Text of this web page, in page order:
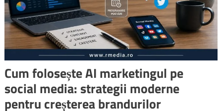
Cum folosește AI marketingul pe
social media: strategii moderne
pentru creșterea brandurilor